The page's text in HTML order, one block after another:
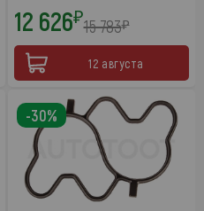
12 626₽15 783₽
12 августа
-30%